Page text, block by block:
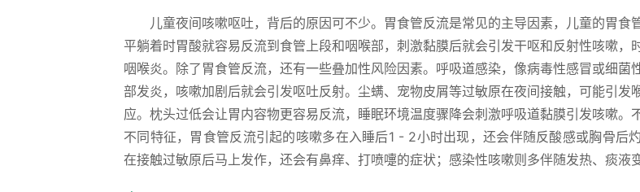
儿童夜间咳嗽呕吐，背后的原因可不少。胃食管反流是常见的主导因素，儿童的胃食
平躺着时胃酸就容易反流到食管上段和咽喉部，刺激黏膜后就会引发干呕和反射性咳嗽，
咽喉炎。除了胃食管反流，还有一些叠加性风险因素。呼吸道感染，像病毒性感冒或细菌
部发炎，咳嗽加剧后就会引发呕吐反射。尘螨、宠物皮屑等过敏原在夜间接触，可能引发
应。枕头过低会让胃内容物更容易反流，睡眠环境温度骤降会刺激呼吸道黏膜引发咳嗽。
不同特征，胃食管反流引起的咳嗽多在入睡后1 - 2小时出现，还会伴随反酸感或胸骨后
在接触过敏原后马上发作，还会有鼻痒、打喷嚏的症状；感染性咳嗽则多伴随发热、痰液